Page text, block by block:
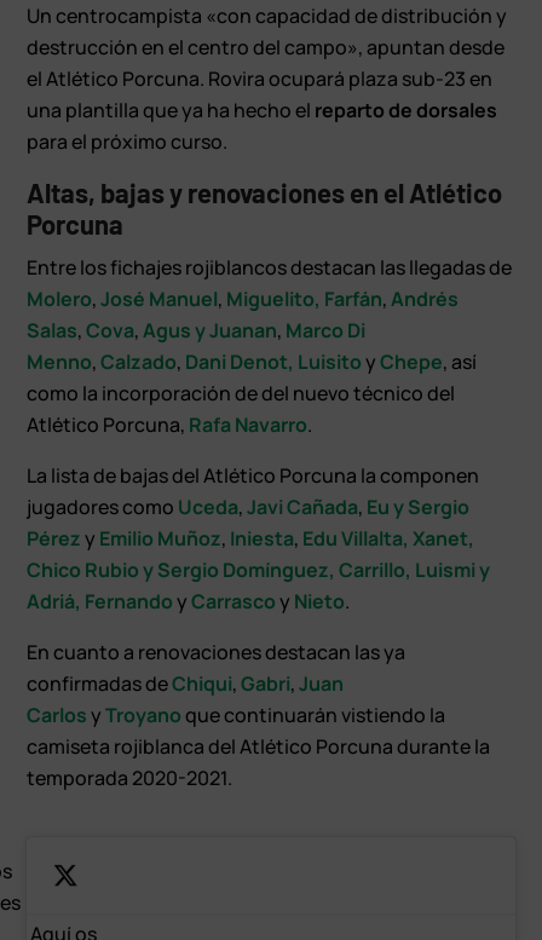
Un centrocampista «con capacidad de distribución y
destrucción en el centro del campo», apuntan desde
el Atlético Porcuna. Rovira ocupará plaza sub-23 en
una plantilla que ya ha hecho el reparto de dorsales
para el próximo curso.
Altas, bajas y renovaciones en el Atlético
Porcuna
Entre los fichajes rojiblancos destacan las llegadas de
Molero,José Manuel, Miguelito, Farfán,Andrés
Salas,Cova,Agus y Juanan, Marco Di
Menno,Calzado, Dani Denot, LuisitoyChepe, así
como la incorporación de del nuevo técnico del
Atlético Porcuna, Rafa Navarro.
La lista de bajas del Atlético Porcuna la componen
jugadores como Uceda,Javi Cañada, Eu y Sergio
Pérezy Emilio Muñoz, Iniesta, Edu Villalta, Xanet,
Chico Rubio y Sergio Domínguez, Carrillo, Luismi y
Adriá, FernandoyCarrascoy Nieto.
En cuanto a renovaciones destacan las ya
confirmadas deChiqui,Gabri,Juan
CarlosyTroyanoque continuarán vistiendo la
camiseta rojiblanca del Atlético Porcuna durante la
temporada 2020-2021.
Aquí os